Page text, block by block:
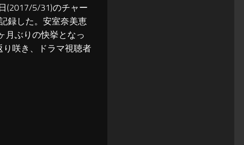
(2017/5/31)のチャー
録した。安室奈美恵
月ぶりの快挙となっ
咲き、ドラマ視聴者